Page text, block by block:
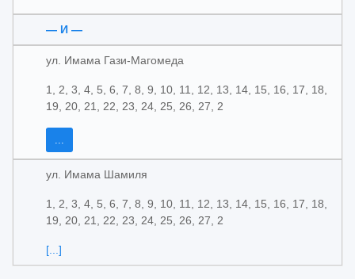
— И —
ул. Имама Гази-Магомеда
1, 2, 3, 4, 5, 6, 7, 8, 9, 10, 11, 12, 13, 14, 15, 16, 17, 18,
19, 20, 21, 22, 23, 24, 25, 26, 27, 2
...
ул. Имама Шамиля
1, 2, 3, 4, 5, 6, 7, 8, 9, 10, 11, 12, 13, 14, 15, 16, 17, 18,
19, 20, 21, 22, 23, 24, 25, 26, 27, 2
[...]